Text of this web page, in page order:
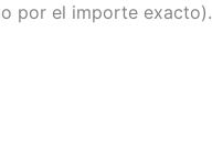
por el importe exacto).